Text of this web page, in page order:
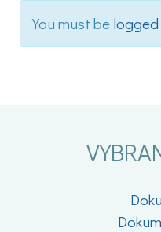
You must be logged